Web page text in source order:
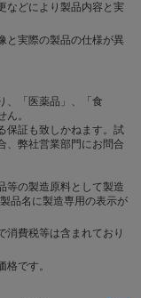
などにより製品内容と実
と実際の製品の仕様が異
、「医薬品」、「食
。
保証も致しかねます。試
、弊社営業部門にお問合
等の製造原料として製造
品名に製造専用の表示が
消費税等は含まれており
です。